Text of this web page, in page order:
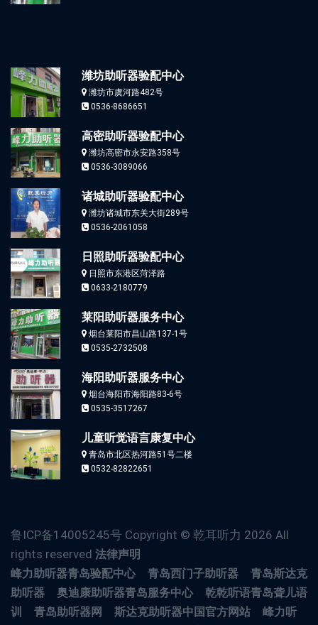
潍坊助听器验配中心
潍坊市虞河路482号
0536-8686651
高密助听器验配中心
潍坊高密市永安路358号
0536-3089066
诸城助听器验配中心
潍坊诸城市东关大街289号
0536-2061058
日照助听器验配中心
日照市东港区菏泽路
0633-2180779
莱阳助听器服务中心
烟台莱阳市昌山路137-1号
0535-2732508
海阳助听器服务中心
烟台海阳市海阳路83-6号
0535-3517267
儿童听觉语言康复中心
青岛市北区热河路51号二楼
0532-82822651
鲁ICP备14005245号 Copyright © 乾耳听力 2026 All
rights reserved 法律声明
峰力助听器青岛验配中心
青岛西门子助听器
青岛斯达克
助听器
奥迪康助听器青岛服务中心
乾乾听语青岛聋儿语
训
青岛助听器网 斯达克助听器中国官方网站
峰力听